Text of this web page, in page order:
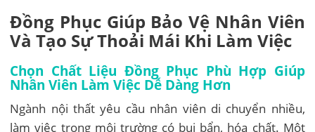
Đồng Phục Giúp Bảo Vệ Nhân Viên
Và Tạo Sự Thoải Mái Khi Làm Việc
Chọn Chất Liệu Đồng Phục Phù Hợp Giúp
Nhân Viên Làm Việc Dễ Dàng Hơn
Ngành nội thất yêu cầu nhân viên di chuyển nhiều,
làm việc trong môi trường có bụi bẩn, hóa chất. Một